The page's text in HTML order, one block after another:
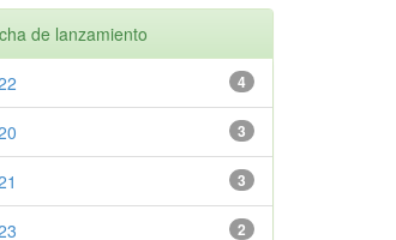
de lanzamiento
4
3
3
2